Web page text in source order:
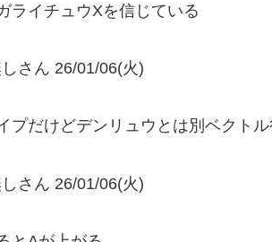
ライチュウXを信じている
さん 26/01/06(火)
プだけどデンリュウとは別ベクト
さん 26/01/06(火)